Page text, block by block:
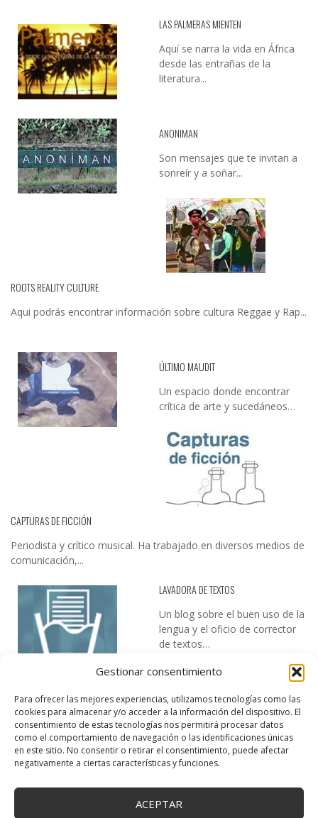
Gestionar consentimiento
Para ofrecer las mejores experiencias, utilizamos tecnologías como las
cookies para almacenar y/o acceder a la información del dispositivo. El
consentimiento de estas tecnologías nos permitirá procesar datos
como el comportamiento de navegación o las identificaciones únicas
en este sitio. No consentir o retirar el consentimiento, puede afectar
negativamente a ciertas características y funciones.
ACEPTAR
LAS PALMERAS MIENTEN
Aquí se narra la vida en África
desde las entrañas de la
literatura...
ANONIMAN
Son mensajes que te invitan a
sonreír y a soñar...
ROOTS REALITY CULTURE
Aqui podrás encontrar información sobre cultura Reggae y Rap...
ÚLTIMO MAUDIT
Un espacio donde encontrar
crítica de arte y sucedáneos…
CAPTURAS DE FICCIÓN
Periodista y crítico musical. Ha trabajado en diversos medios de
comunicación,...
LAVADORA DE TEXTOS
Un blog sobre el buen uso de la
lengua y el oficio de corrector
de textos…
DESIREE MARTÍN